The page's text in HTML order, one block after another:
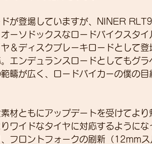
展示会 営業 紹介 独り
スーツ
が登場していますが、NINER
ーソドックスなロードバイクスタ
＆ディスクブレーキロードとして
エンデュランスロードとしてもグ
疇が広く、ロードバイカーの僕の
ワイドなタイヤに対応するように
フロントフォークの刷新（12mmス